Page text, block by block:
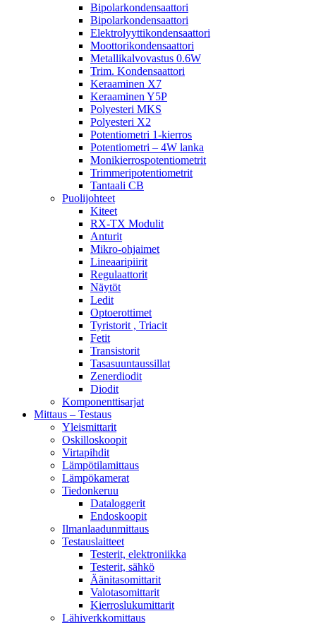
Bipolarkondensaattori
Bipolarkondensaattori
Elektrolyyttikondensaattori
Moottorikondensaattori
Metallikalvovastus 0.6W
Trim. Kondensaattori
Keraaminen X7
Keraaminen Y5P
Polyesteri MKS
Polyesteri X2
Potentiometri 1-kierros
Potentiometri – 4W lanka
Monikierrospotentiometrit
Trimmeripotentiometrit
Tantaali CB
Puolijohteet
Kiteet
RX-TX Modulit
Anturit
Mikro-ohjaimet
Lineaaripiirit
Regulaattorit
Näytöt
Ledit
Optoerottimet
Tyristorit , Triacit
Fetit
Transistorit
Tasasuuntaussillat
Zenerdiodit
Diodit
Komponenttisarjat
Mittaus – Testaus
Yleismittarit
Oskilloskoopit
Virtapihdit
Lämpötilamittaus
Lämpökamerat
Tiedonkeruu
Dataloggerit
Endoskoopit
Ilmanlaadunmittaus
Testauslaitteet
Testerit, elektroniikka
Testerit, sähkö
Äänitasomittarit
Valotasomittarit
Kierroslukumittarit
Lähiverkkomittaus